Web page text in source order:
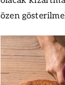
özen